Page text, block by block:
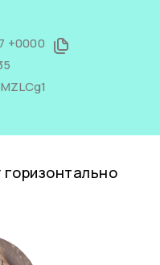
+0000
горизонтально